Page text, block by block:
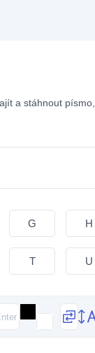
a stáhnout
G H
T U